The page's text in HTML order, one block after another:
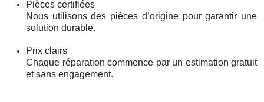
Pièces certifiées
Nous utilisons des pièces d’origine pour garantir une
solution durable.
Prix clairs
Chaque réparation commence par un estimation gratuit
et sans engagement.